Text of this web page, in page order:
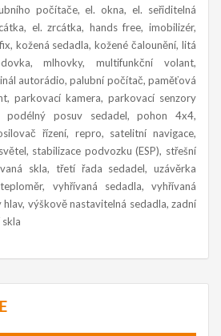
počítače, el. okna, el. seřiditelná
el. zrcátka, hands free, imobilizér,
kožená sedadla, kožené čalounění, litá
mlhovky, multifunkční volant,
autorádio, palubní počítač, paměťová
parkovací kamera, parkovací senzory
podélný posuv sedadel, pohon 4x4,
řízení, repro, satelitní navigace,
stabilizace podvozku (ESP), střešní
skla, třetí řada sedadel, uzávěrka
vyhřívaná sedadla, vyhřívaná
výškově nastavitelná sedadla, zadní